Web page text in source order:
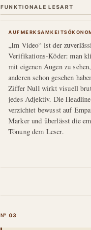
FUNKTIONALE LESART
„Im Video“ ist der
Verifikations-Köder: man
mit eigenen Augen zu
anderen schon gesehen
Ziffer Null wirkt visuell
jedes Adjektiv. Die Headline
verzichtet bewusst auf
Marker und überlässt die
Tönung dem Leser.
№ 03